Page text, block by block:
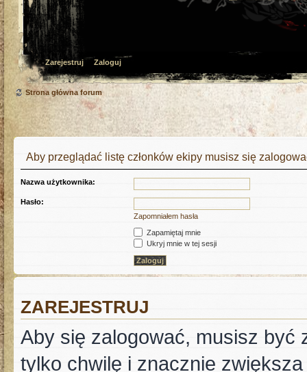
Zarejestruj Zaloguj
Strona główna forum
Aby przeglądać listę członków ekipy musisz się
Nazwa użytkownika:
Hasło:
Zapomniałem hasła
Zapamiętaj mnie
Ukryj mnie w tej sesji
ZAREJESTRUJ
Aby się zalogować, musisz być
tylko chwilę i znacznie